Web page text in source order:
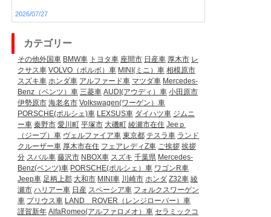
2026/07/27
カテゴリー
その他外国車 BMW車 トヨタ車 座間市 日産車 厚木市 レ
クサス車 VOLVO（ボルボ）車 MINI(ミニ）車 相模原市
スズキ車 ホンダ車 アルファード車 マツダ車 Mercedes-
Benz（ベンツ）車 三菱車 AUDI(アウディ）車 小田原市
伊勢原市 海老名市 Volkswagen(ワーゲン）車
PORSCHE(ポルシェ)車 LEXSUS車 ダイハツ車 ジムニ
ー車 秦野市 愛川町 平塚市 大磯町 綾瀬市在住 Jeeｐ
（ジープ）車 ヴェルファイア車 東京都 テスラ車 ランド
クルーザー車 厚木市在住 フェアレディZ車 ご挨拶 挨拶
分 スバル車 藤沢市 NBOX車 スズキ 千葉県 Mercedes-
Benz(ベンツ)車 PORSCHE(ポルシェ）車 ワゴンR車
Jeep車 足柄上郡 大和市 MINI車 川崎市 ホンダ Z32車 綾
瀬市 ハリアー車 日産 スペーシア車 フォルクスワーゲン
車 プリウス車 LAND ROVER（レンジローバー）車
謹賀新年 AlfaRomeo(アルファロメオ）車 セラミックコ